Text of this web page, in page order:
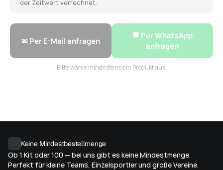
der Zeitwert verrechnet.
✉ Per E-Mail anfragen
💬 Per WhatsApp
anfragen
Bitte wähle mindestens ein Produkt aus.
Keine Mindestbestellmenge
Ob 1 Kit oder 100 — bei uns gibt es keine Mindestmenge.
Perfekt für kleine Teams, Einzelsportler und große Vereine.